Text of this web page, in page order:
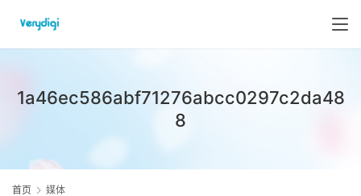
1a46ec586abf71276abcc0297c2da48
8
首页 媒体